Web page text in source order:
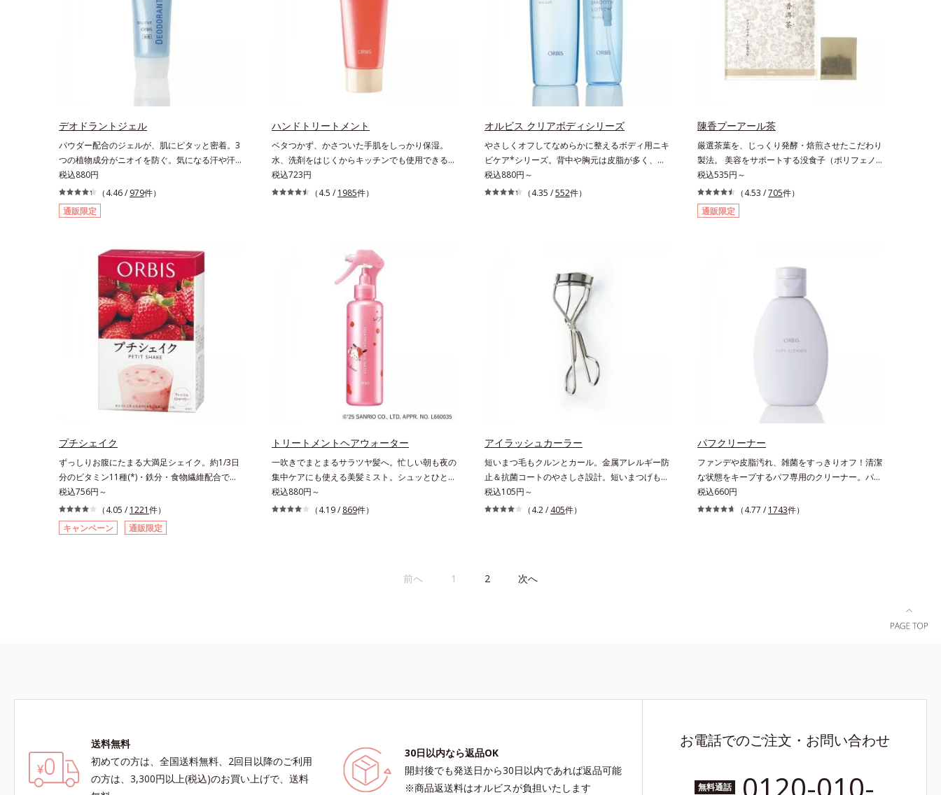
デオドラントジェル
パウダー配合のジェルが、肌にピタッと密着。3
つの植物成分がニオイを防ぐ。気になる汗や汗ジ
ミ、ニオイの対策に薬用エチケットアイテム。パ
ウダー配合のジェルが、肌にピタッと密着。3つ
の植物成分がニオイを防ぎ、わずかなニオイもし
っかりキャッチ。無油分＆パウダー配合なので、
配もありません。スプレーのように音がでたり飛
び散ったりしないので、外出先でもまわりを気に
せず使えます。ジェルならではの確かな効果と快
適な使いごこちのデオドラント剤です。
税込880円
（4.46 / 979件）
通販限定
ハンドトリートメント
ベタつかず、かさついた手肌をしっかり保湿。
水、洗剤をはじくからキッチンでも使用できる万
能型ハンドクリーム。常に外気にさらされている
上、もともと皮脂分泌が少ない手肌は、乾燥しや
た、リピジュア（R）−NR(*) が手肌にピタッと密
着して、うるおいバリアを作り乾燥などの外部刺
激から手肌を徹底ガードするので、しっとり感が
ジュアは、日油株式会社の登録商標です。）
税込723円
（4.5 / 1985件）
オルビス クリアボディシリーズ
やさしくオフしてなめらかに整えるボディ用ニキ
ビケア*シリーズ。背中や胸元は皮脂が多く、意
外とニキビのできやすい部分です。顔と背中では
皮膚の厚みが違うから、すべすべボディのために
ションも、肌へのやさしさに配慮した無油分・無
香料・無着色。清涼成分のメントール配合で、す
っきり気持ちの良い使用感です。* ニキビ・肌荒
税込880円～
（4.35 /552件）
陳香プーアール茶
厳選茶葉を、じっくり発酵・焙煎させたこだわり
製法。 美容をサポートする没食子（ポリフェノ
ール）配合で、 本格的な味と美容ケアが楽しめ
ます。。胃腸にやさしい0kcalの、ダイエット中
にうれしいプ―アール茶です。ホットでもアイス
でも美味しくいただけます。■陳香プ―アール
が浸出しやすい若葉だけを使用しました。特有の
ポート。香ばしく、まろやかな味わいで、毎日の
食事といっしょにお召し上がりいただけます。
税込535円～
（4.53 /705件）
通販限定
プチシェイク
ずっしりお腹にたまる大満足シェイク。約1/3日
分のビタミン11種(*)・鉄分・食物繊維配合でダ
イエットと美容をしっかりサポート。食事とおき
かえるだけで簡単にカロリーを抑えつつ、果実の
いいところをまるごと使って栄養バランスUP。
食物繊維やビタミン、鉄分などの不足しがちな栄
税込756円～
（4.05 / 1221件）
キャンペーン
通販限定
トリートメントヘアウォーター
一吹きでまとまるサラツヤ髪へ。忙しい朝も夜の
集中ケアにも使える美髪ミスト。シュッとひと吹
きで、理想の髪になれるトリートメント。傷んだ
髪のケアは毛先だけでなく、髪全体にアプローチ
分「18-MEA(*)」。毎日の生活の中で失われやす
ウム加水分解コメタンパク）配合＝毛髪表面補修
税込880円～
（4.19 / 869件）
アイラッシュカーラー
短いまつ毛もクルンとカール。金属アレルギー防
止＆抗菌コートのやさしさ設計。短いまつげもク
ルンとカール。まぶたの丸み、目の幅を徹底研究
したオリジナルフレーム。くるんとキレイにカー
税込105円～
（4.2 / 405件）
パフクリーナー
ファンデや皮脂汚れ、雑菌をすっきりオフ！清潔
な状態をキープするパフ専用のクリーナー。パフ
の汚れを1度洗いでしっかり落とすクリーナーで
す。液状だからパフのすみずみに行き渡り、汚れ
税込660円
（4.77 / 1743件）
前へ 1 2 次へ
送料無料
初めての方は、全国送料無料、2回目以降のご利用
の方は、3,300円以上(税込)のお買い上げで、送料
30日以内なら返品OK
開封後でも発送日から30日以内であれば返品可能
※商品返送料はオルビスが負担いたします
お電話でのご注文・お問い合わせ
無料通話